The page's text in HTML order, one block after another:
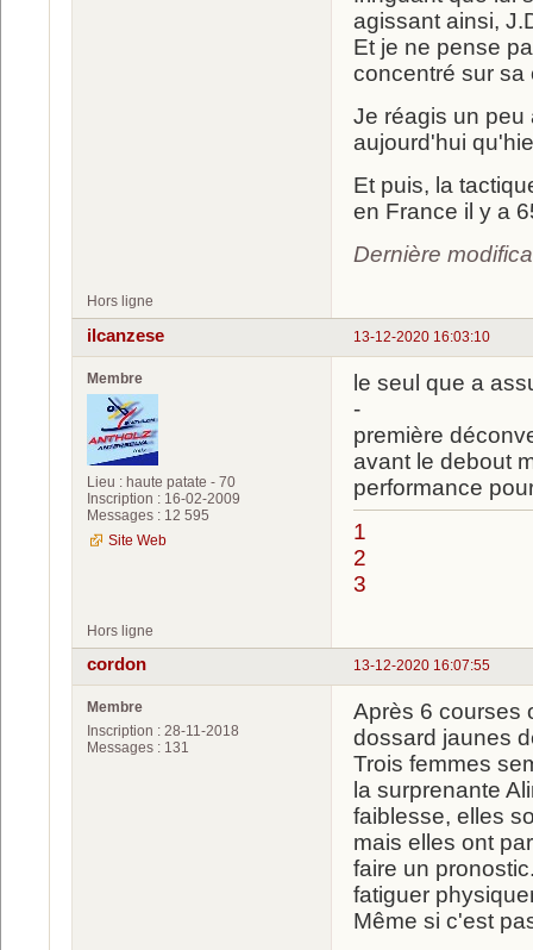
agissant ainsi,
Et je ne pense
concentré sur sa
Je réagis un peu
aujourd'hui
Et puis, la
en France il y a
Dernière
Hors ligne
13-12-2020 16:03:10
ilcanzese
Membre
Lieu : haute patate - 70
Inscription : 16-02-2009
Messages : 12 595
Site Web
le seul que a
-
première
avant le debout
performance
1
2
3
Hors ligne
13-12-2020 16:07:55
cordon
Membre
Inscription : 28-11-2018
Messages : 131
Après 6 courses
dossard jaunes
Trois femmes
la surprenante
faiblesse, elles
mais elles ont
faire un
fatiguer
Même si c'est